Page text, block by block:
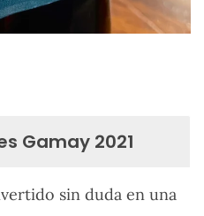
Gamay 2021
sin duda en una